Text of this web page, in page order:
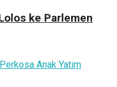
ke Parlemen